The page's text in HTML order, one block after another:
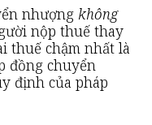
nhượng không
nộp thuế thay
thuế chậm nhất là
đồng chuyển
định của pháp